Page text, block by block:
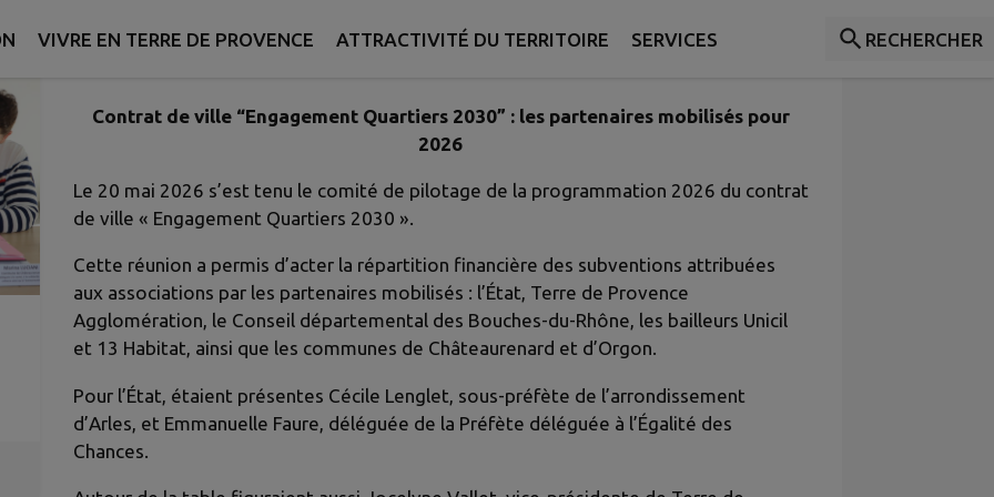
VIVRE EN TERRE DE PROVENCE ATTRACTIVITÉ DU TERRITOIRE SERVICES RECHERCHER
Publié le jeudi 18 juin 2026 - Terre de Provence Agglomération
Contrat de ville “Engagement Quartiers 2030” : les partenaires mobilisés pour
2026
Le 20 mai 2026 s’est tenu le comité de pilotage de la programmation 2026 du contrat
de ville « Engagement Quartiers 2030 ».
Cette réunion a permis d’acter la répartition financière des subventions attribuées
aux associations par les partenaires mobilisés : l’État, Terre de Provence
Agglomération, le Conseil départemental des Bouches-du-Rhône, les bailleurs Unicil
et 13 Habitat, ainsi que les communes de Châteaurenard et d’Orgon.
Pour l’État, étaient présentes Cécile Lenglet, sous-préfète de l’arrondissement
d’Arles, et Emmanuelle Faure, déléguée de la Préfète déléguée à l’Égalité des
Chances.